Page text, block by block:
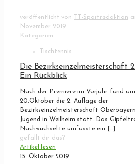
veröffentlicht von TT-Sportredaktion
November 2019
Kategorien
Tischtennis
Die Bezirkseinzelmeisterschaft
Ein Rückblick
Nach der Premiere im Vorjahr fand am
20.Oktober die 2. Auflage der
Bezirkseinzelmeisterschaft
Jugend in Weilheim statt. Das
Nachwuchselite umfasste ein […]
gefällt dir das?
Artikel lesen
15. Oktober 2019